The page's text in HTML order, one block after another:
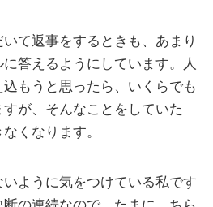
て返事をするときも、あまり
答えるようにしています。人
もうと思ったら、いくらでも
が、そんなことをしていた
くなります。
ように気をつけている私です